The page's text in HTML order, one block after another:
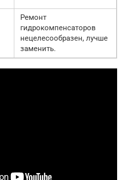
Ремонт
гидрокомпенсаторов
нецелесообразен, лучше
заменить.